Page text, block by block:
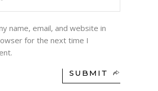
name, email, and website in
for the next time I
SUBMIT